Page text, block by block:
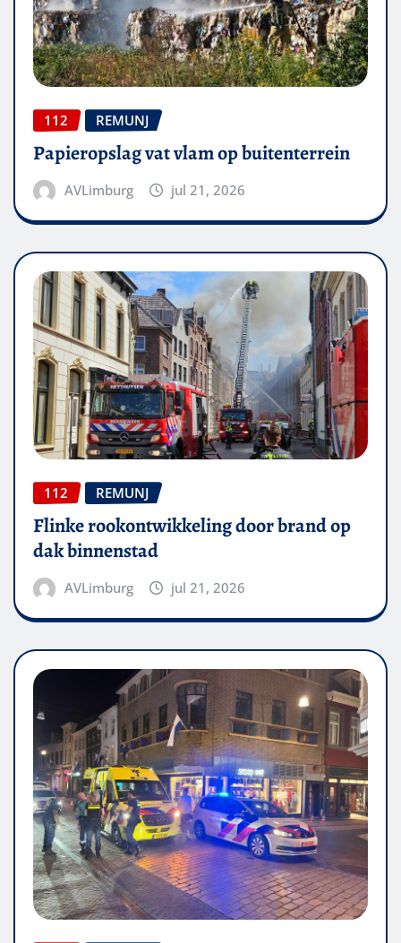
112 REMUNJ
Papieropslag vat vlam op buitenterrein
AVLimburg jul 21, 2026
112 REMUNJ
Flinke rookontwikkeling door brand op
dak binnenstad
AVLimburg jul 21, 2026